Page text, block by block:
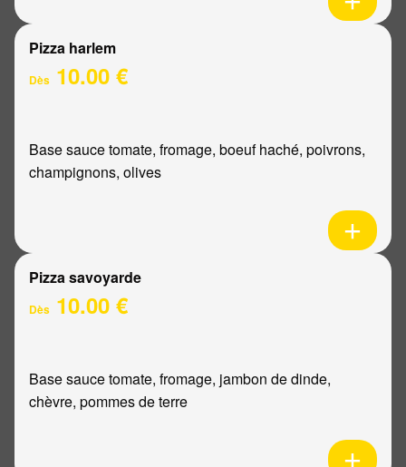
Pizza harlem
Dès 10.00 €
Base sauce tomate, fromage, boeuf haché, poivrons,
champignons, olives
Pizza savoyarde
Dès 10.00 €
Base sauce tomate, fromage, jambon de dinde,
chèvre, pommes de terre